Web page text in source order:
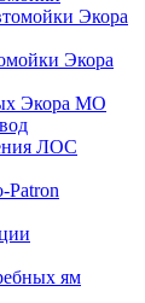
Экора
Экора
Экора МО
ЛОС
Patron
ям